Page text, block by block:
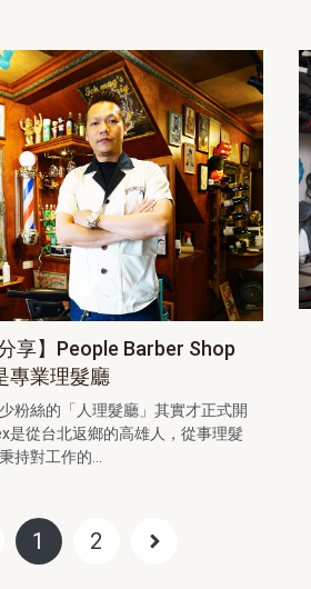
享】People Barber Shop
專業理髮廳
粉絲的「人理髮廳」其實才正式開
是從台北返鄉的高雄人，從事理髮
持對工作的...
1 2